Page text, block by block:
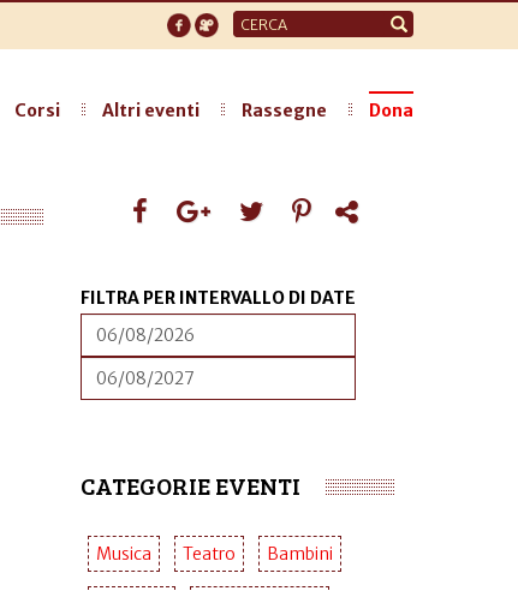
Form
di
Corsi Altri eventi Rassegne Dona
FILTRA PER INTERVALLO DI DATE
DATA
FILTRA
PER
INTERVALLO
DATE
CATEGORIE EVENTI
Musica Teatro Bambini